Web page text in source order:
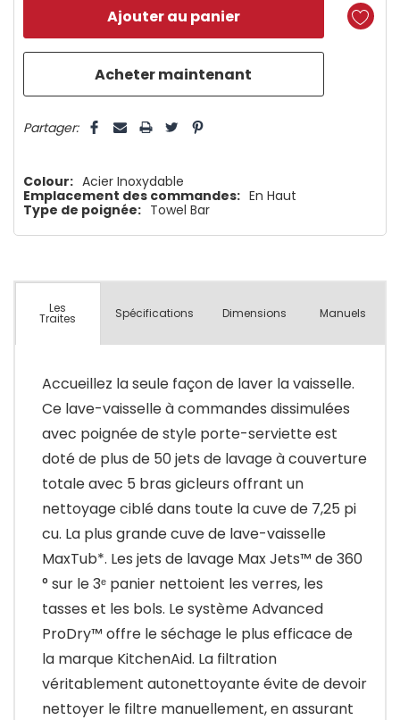
plus
Partager:
Colour: Acier Inoxydable
Emplacement des commandes: En Haut
Type de poignée: Towel Bar
Les
Traites Spécifications Dimensions Manuels
Accueillez la seule façon de laver la vaisselle.
Ce lave-vaisselle à commandes dissimulées
avec poignée de style porte-serviette est
doté de plus de 50 jets de lavage à couverture
totale avec 5 bras gicleurs offrant un
nettoyage ciblé dans toute la cuve de 7,25 pi
cu. La plus grande cuve de lave-vaisselle
MaxTub*. Les jets de lavage Max Jets™ de 360
° sur le 3ᵉ panier nettoient les verres, les
tasses et les bols. Le système Advanced
ProDry™ offre le séchage le plus efficace de
la marque KitchenAid. La filtration
véritablement autonettoyante évite de devoir
nettoyer le filtre manuellement, en assurant